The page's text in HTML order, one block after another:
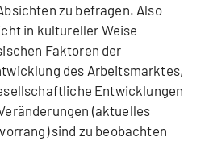
zu befragen. Also
in kultureller Weise
Faktoren der
des Arbeitsmarktes,
Entwicklungen
(aktuelles
sind zu beobachten